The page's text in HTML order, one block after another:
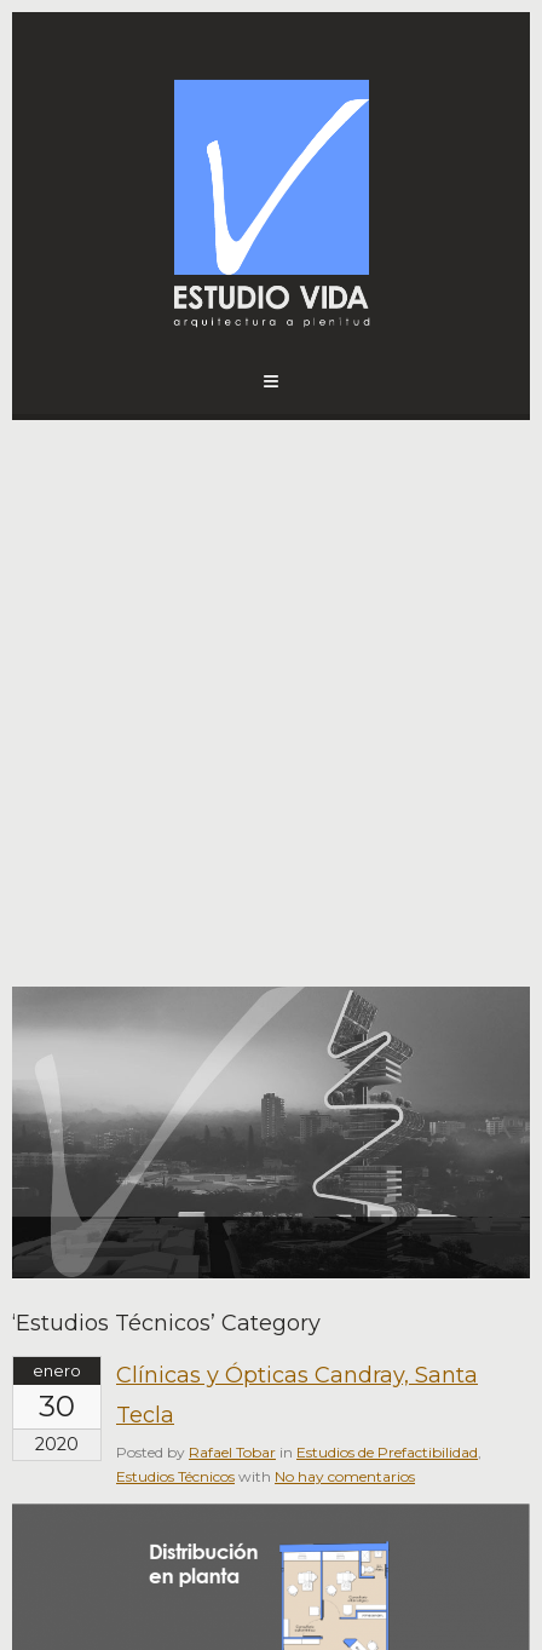
‘Estudios Técnicos’ Category
enero
30
2020
Clínicas y Ópticas Candray, Santa
Tecla
Posted by Rafael Tobar in Estudios de Prefactibilidad
Estudios Técnicos with No hay comentarios